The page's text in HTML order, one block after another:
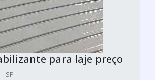
para laje preço
SP